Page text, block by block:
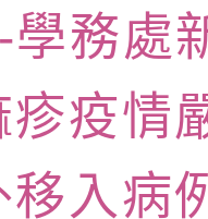
教學軟體
會函釋公
申請許可
利署委託
辦理「
日(星期六
學務處
疹疫情
移入病